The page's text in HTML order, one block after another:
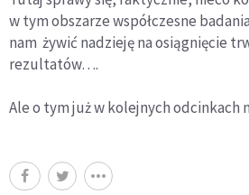
w tym obszarze współczesne
nam żywić nadzieję na osiągnięcie
rezultatów….
Ale o tym już w kolejnych odcinkach